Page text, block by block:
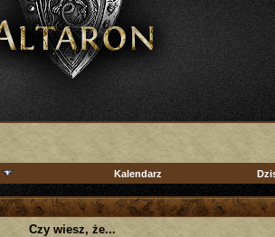
Kalendarz
Czy wiesz, że...